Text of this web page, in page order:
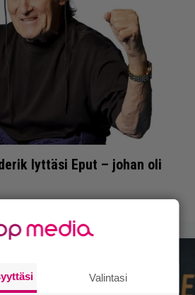
lyttäsi Eput – johan oli
Valintasi